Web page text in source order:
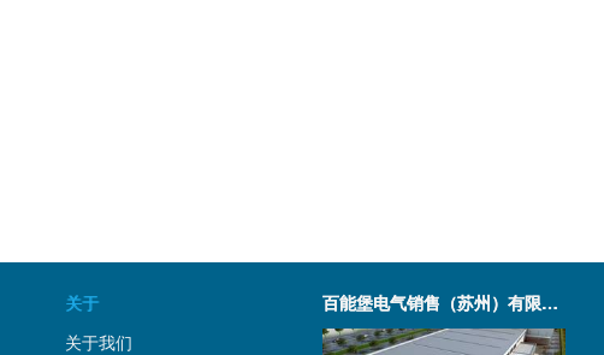
关于
关于我们
百能堡电气销售（苏州）有限公司